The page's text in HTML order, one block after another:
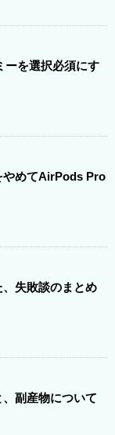
ーを選択必須にす
やめてAirPods Pro
失敗談のまとめ
副産物について